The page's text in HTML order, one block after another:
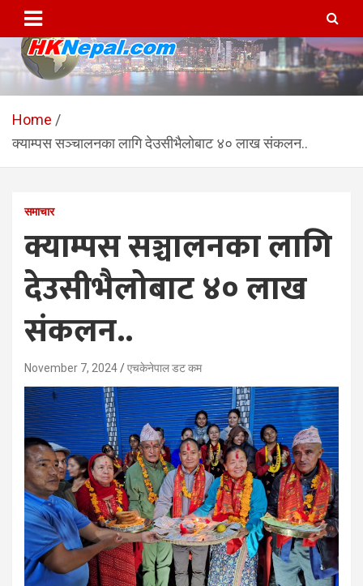
content
HKNepal.com – हङकङबाट
सञ्चालित पहिलो नेपाली अनलाईन
पत्रिका
hknepal, hknepal.com, hk nepal, hk nepal com
Home
क्याम्पस सञ्चालनका लागि देउसीभैलोबाट ४० लाख संकलन..
समाचार
क्याम्पस सञ्चालनका लागि
देउसीभैलोबाट ४० लाख
संकलन..
November 7, 2024 एचकेनेपाल डट कम